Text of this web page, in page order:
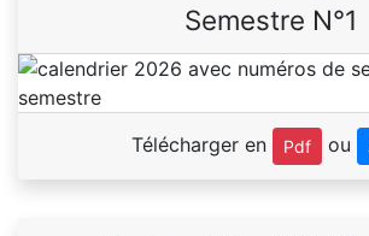
Semestre N°1
Télécharger en Pdf ou